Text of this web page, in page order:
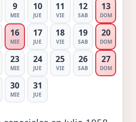
9
MIE
10
JUE
11
VIE
12
SAB
13
DOM
16
MIE
17
JUE
18
VIE
19
SAB
20
DOM
23
MIE
24
JUE
25
VIE
26
SAB
27
DOM
30
MIE
31
JUE